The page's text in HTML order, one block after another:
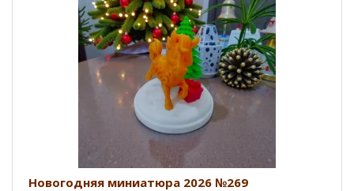
Новогодняя миниатюра 2026 №269